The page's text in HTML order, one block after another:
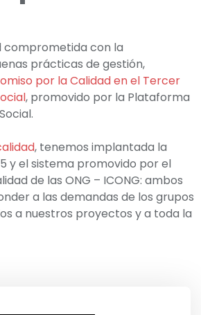
comprometida con la
prácticas de gestión,
por la Calidad en el Tercer
, promovido por la Plataforma
, tenemos implantada la
y el sistema promovido por el
de las ONG – ICONG: ambos
a las demandas de los grupos
a nuestros proyectos y a toda la